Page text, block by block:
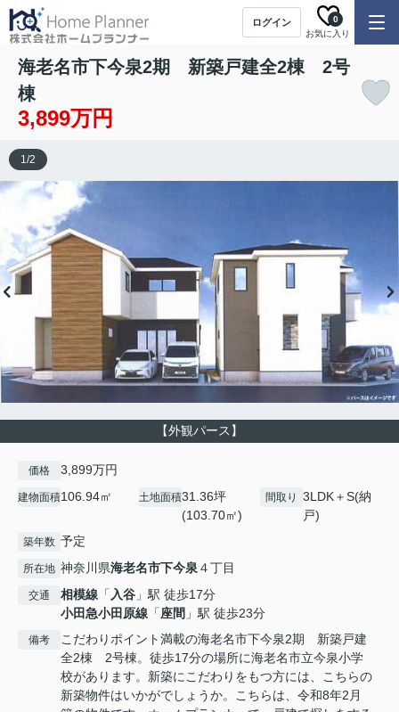
ログイン
お気に入り
0
海老名市下今泉2期 新築戸建全2棟 2号
棟
3,899万円
【外観パース】
1/2
価格 3,899万円
建物面積106.94㎡ 土地面積31.36坪
(103.70㎡)
間取り
3LDK＋S(納
戸)
築年数 予定
所在地 神奈川県海老名市下今泉４丁目
交通 相模線 「入谷 」駅 徒歩17分
小田急小田原線 「座間 」駅 徒歩23分
備考
こだわりポイント満載の海老名市下今泉2期 新築戸建
全2棟 2号棟。徒歩17分の場所に海老名市立今泉小学
校があります。新築にこだわりをもつ方には、こちらの
新築物件はいかがでしょうか。こちらは、令和8年2月